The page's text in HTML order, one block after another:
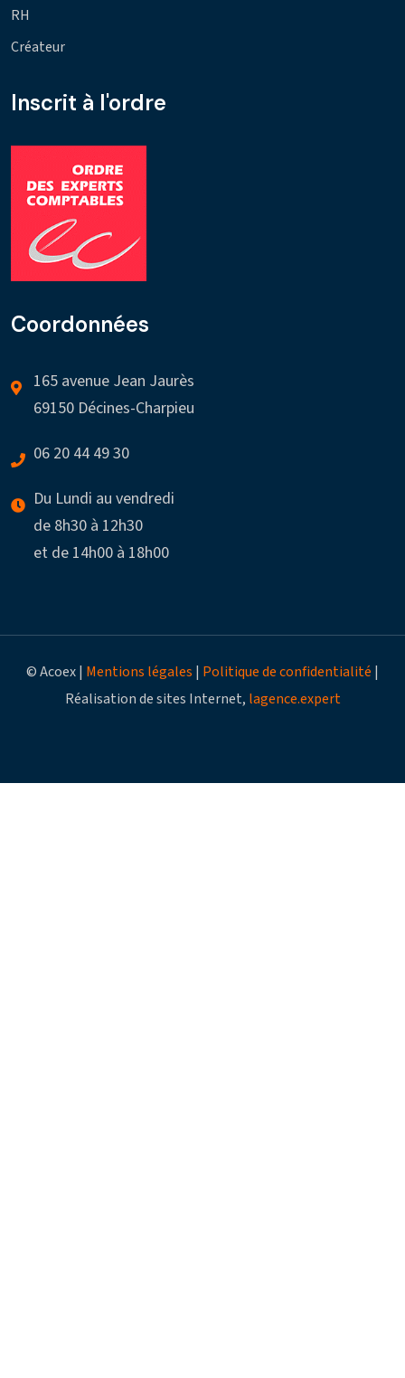
RH
Créateur
Inscrit à l'ordre
Coordonnées
165 avenue Jean Jaurès
69150 Décines-Charpieu
06 20 44 49 30
Du Lundi au vendredi
de 8h30 à 12h30
et de 14h00 à 18h00
© Acoex | Mentions légales | Politique de confidentialité |
Réalisation de sites Internet, lagence.expert